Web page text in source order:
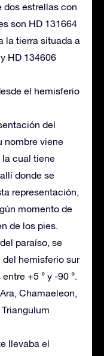
dos estrellas con
son HD 131664
la tierra situada a
HD 134606
el hemisferio
del
nombre viene
la cual tiene
donde se
representación,
momento de
de los pies.
paraíso, se
hemisferio sur
+5 ° y -90 °.
Chamaeleon,
llevaba el